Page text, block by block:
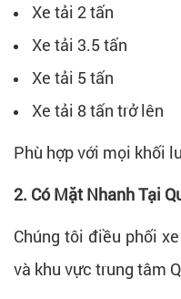
Xe tải 2 tấn
Xe tải 3.5 tấn
Xe tải 5 tấn
Xe tải 8 tấn trở lên
Phù hợp với mọi khối
2. Có Mặt Nhanh Tại
Chúng tôi điều phối
và khu vực trung tâm